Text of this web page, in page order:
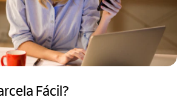
Fácil?